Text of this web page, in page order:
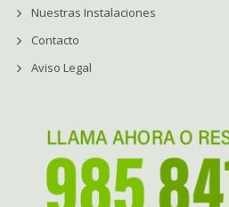
Nuestras Instalaciones
Contacto
Aviso Legal